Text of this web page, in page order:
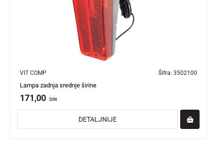
VIT COMP Šifra: 3502100
Lampa zadnja srednje širine
171,00 DIN
DETALJNIJE